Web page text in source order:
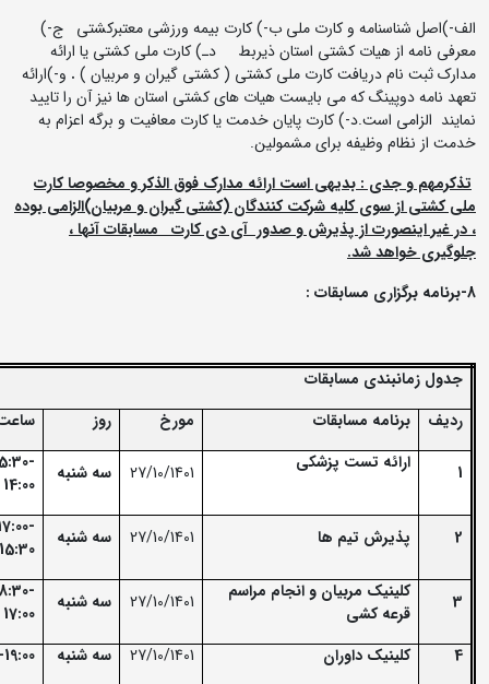
الف-)اصل شناسنامه و کارت ملی ب-) کارت بیمه ورزشی معتبرکشتی ج-)
معرفی نامه از هیات کشتی استان ذیربط دـ) کارت ملی کشتی یا ارائه
مدارک ثبت نام دریافت کارت ملی کشتی ( کشتی گیران و مربیان ) . و-)ارائه
تعهد نامه دوپینگ که می بایست هیات های کشتی استان ها نیز آن را تایید
نمایند الزامی است.د-) کارت پایان خدمت یا کارت معافیت و برگه اعزام به
خدمت از نظام وظیفه برای مشمولین.
تذکرمهم و جدی : بدیهی است ارائه مدارک فوق الذکر و مخصوصا کارت
ملی کشتی از سوی کلیه شرکت کنندگان (کشتی گیران و مربیان)الزامی بوده
، در غیر اینصورت از پذیرش و صدور آی دی کارت مسابقات آنها ،
جلوگیری خواهد شد.
8-برنامه برگزاری مسابقات :
جدول زمانبندی مسابقات
ردیف
برنامه مسابقات مورخ روز
1 ارائه تست پزشکی 27/10/1401 سه شنبه
14:00
2 پذیرش تیم ها 27/10/1401 سه شنبه
3
کلینیک مربیان و انجام مراسم
قرعه کشی
27/10/1401 سه شنبه
17:00
4
کلینیک داوران 27/10/1401 سه شنبه